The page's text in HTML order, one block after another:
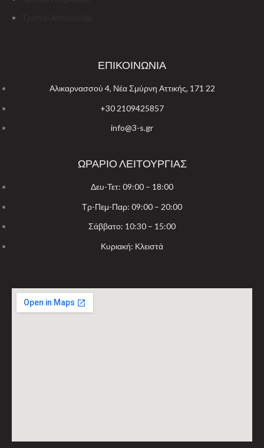
ΕΠΙΚΟΙΝΩΝΙΑ
Αλικαρνασσού 4, Νέα Σμύρνη Αττικής, 171 22
+30 2109425857
info@3-s.gr
ΩΡΑΡΙΟ ΛΕΙΤΟΥΡΓΙΑΣ
Δευ-Τετ: 09:00 – 18:00
Τρ-Πεμ-Παρ: 09:00 – 20:00
Σάββατο: 10:30 – 15:00
Κυριακή: Κλειστά